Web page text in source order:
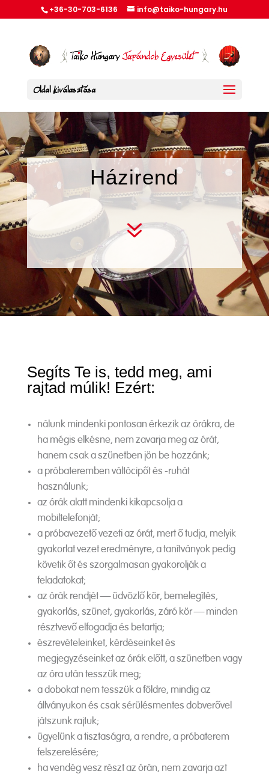
+36-30-703-6136 info@taiko-hungary.hu
Oldal kiválasztása
Házirend
7
Segíts Te is, tedd meg, ami
rajtad múlik! Ezért:
nálunk mindenki pontosan érkezik az órákra, de
ha mégis elkésne, nem zavarja meg az órát,
hanem csak a szünetben jön be hozzánk;
a próbateremben váltócipőt és -ruhát
használunk;
az órák alatt mindenki kikapcsolja a
mobiltelefonját;
a próbavezető vezeti az órát, mert ő tudja, melyik
gyakorlat vezet eredményre, a tanítványok pedig
követik őt és szorgalmasan gyakorolják a
feladatokat;
az órák rendjét – üdvözlő kör, bemelegítés,
gyakorlás, szünet, gyakorlás, záró kör – minden
résztvevő elfogadja és betartja;
észrevételeinket, kérdéseinket és
megjegyzéseinket az órák előtt, a szünetben vagy
az óra után tesszük meg;
a dobokat nem tesszük a földre, mindig az
állványukon és csak sérülésmentes dobverővel
játszunk rajtuk;
ügyelünk a tisztaságra, a rendre, a próbaterem
felszerelésére;
ha vendég vesz részt az órán, nem zavarja azt